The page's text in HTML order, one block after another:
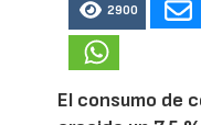
2900
El consumo de